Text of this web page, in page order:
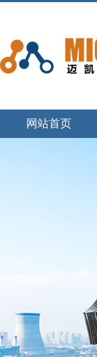
网站首页